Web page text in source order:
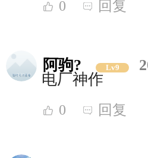
0 回复
阿驹? Lv9
电厂神作
0 回复